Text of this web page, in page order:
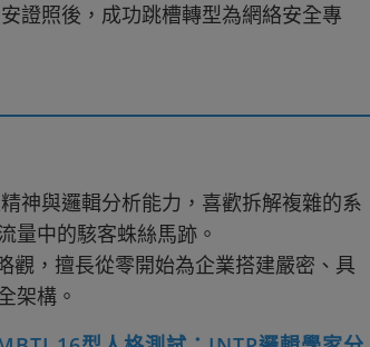
證照後，成功跳槽轉型為網絡安全專
神與邏輯分析能力，喜歡拆解複雜的系
量中的駭客蛛絲馬跡。
觀，擅長從零開始為企業搭建嚴密、具
架構。